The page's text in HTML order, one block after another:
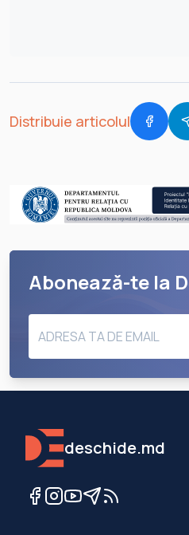
Distribuie articolul
Abonează-te la
deschide.md